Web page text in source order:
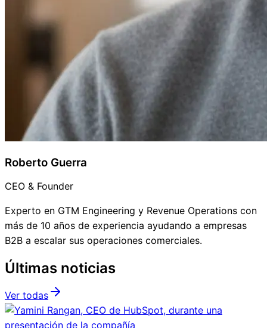
Roberto Guerra
CEO & Founder
Experto en GTM Engineering y Revenue Operations con
más de 10 años de experiencia ayudando a empresas
B2B a escalar sus operaciones comerciales.
Últimas noticias
Ver todas